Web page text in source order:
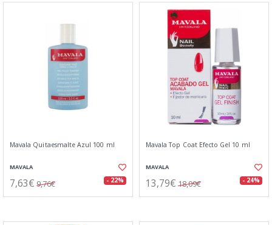
Mavala Quitaesmalte Azul 100 ml
MAVALA
7,63€ 9,76€ - 22%
Mavala Top Coat Efecto Gel 10 ml
MAVALA
13,79€ 18,09€ - 24%